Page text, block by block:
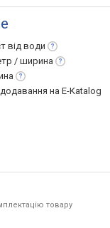
від води
/ ширина
на E-Katalog
товару